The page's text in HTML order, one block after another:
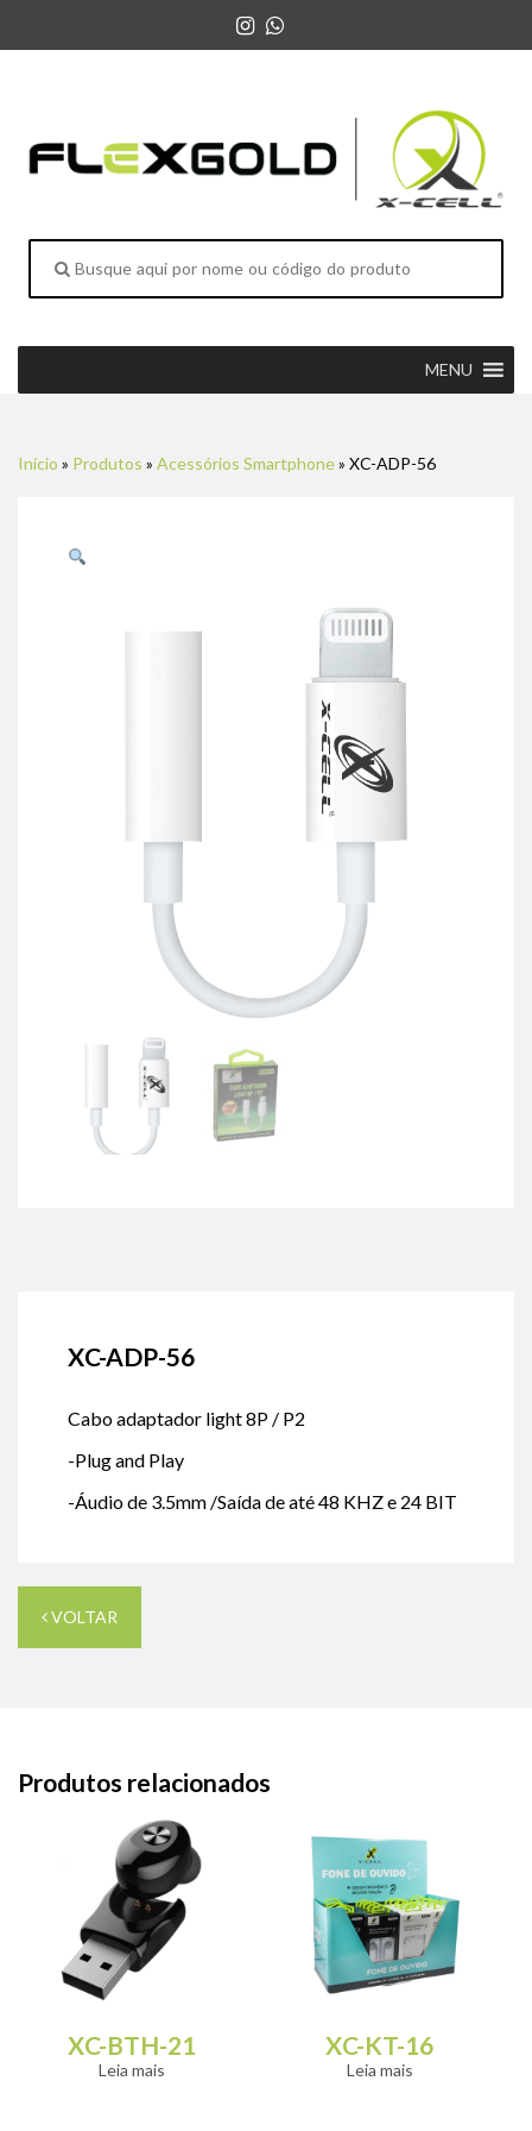
MENU
Início » Produtos » Acessórios Smartphone» XC-ADP-56
XC-ADP-56
Cabo adaptador light 8P / P2
-Plug and Play
-Áudio de 3.5mm /Saída de até 48 KHZ e 24 BIT
VOLTAR
Produtos relacionados
XC-BTH-21
Leia mais
XC-KT-16
Leia mais